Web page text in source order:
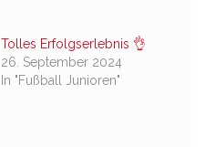
Tolles Erfolgserlebnis 👌
26. September 2024
In "Fußball Junioren"